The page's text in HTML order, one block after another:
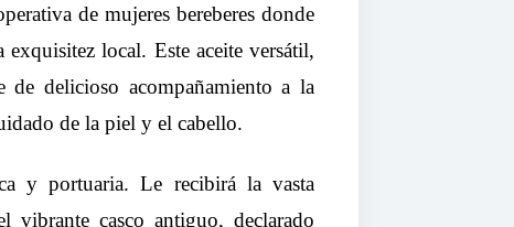
de mujeres bereberes donde
exquisitez local. Este aceite versátil,
delicioso acompañamiento a la
de la piel y el cabello.
y portuaria. Le recibirá la vasta
vibrante casco antiguo, declarado